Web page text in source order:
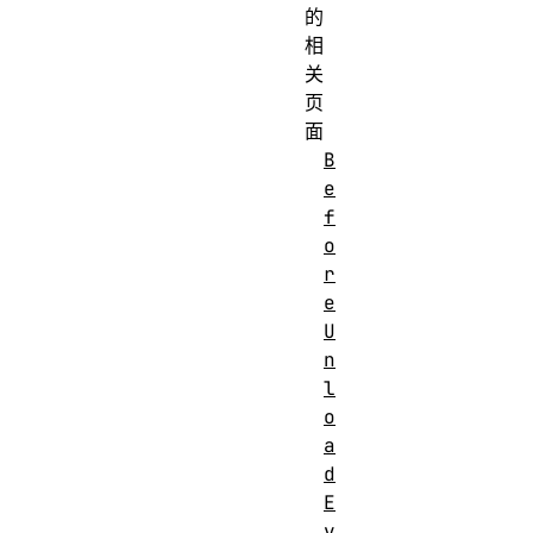
的
相
关
页
面
B
e
f
o
r
e
U
n
l
o
a
d
E